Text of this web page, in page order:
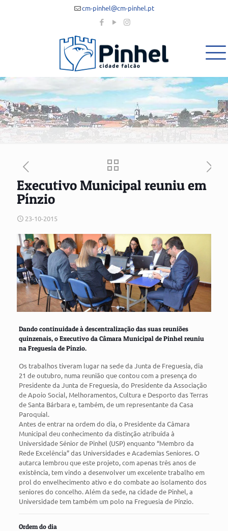
cm-pinhel@cm-pinhel.pt
Executivo Municipal reuniu em
Pínzio
23-10-2015
Dando continuidade à descentralização das suas reuniões
quinzenais, o Executivo da Câmara Municipal de Pinhel reuniu
na Freguesia de Pínzio.
Os trabalhos tiveram lugar na sede da Junta de Freguesia, dia
21 de outubro, numa reunião que contou com a presença do
Presidente da Junta de Freguesia, do Presidente da Associação
de Apoio Social, Melhoramentos, Cultura e Desporto das Terras
de Santa Bárbara e, também, de um representante da Casa
Paroquial.
Antes de entrar na ordem do dia, o Presidente da Câmara
Municipal deu conhecimento da distinção atribuída à
Universidade Sénior de Pinhel (USP) enquanto “Membro da
Rede Excelência” das Universidades e Academias Seniores. O
autarca lembrou que este projeto, com apenas três anos de
existência, tem vindo a desenvolver um excelente trabalho em
prol do envelhecimento ativo e do combate ao isolamento dos
seniores do concelho. Além da sede, na cidade de Pinhel, a
Universidade tem também um polo na Freguesia de Pínzio.
Ordem do dia